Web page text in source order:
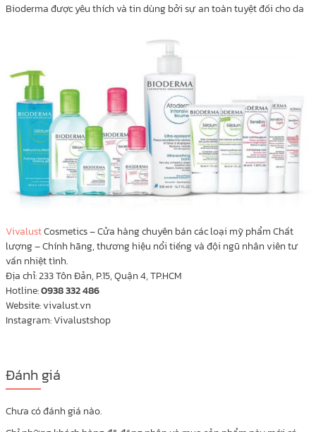
Bioderma được yêu thích và tin dùng bởi sự an toàn tuyệt đối cho da
VivalustCosmetics – Cửa hàng chuyên bán các loại mỹ phẩm Chất
lượng – Chính hãng, thương hiệu nổi tiếng và đội ngũ nhân viên tư
vấn nhiệt tình.
Địa chỉ: 233 Tôn Đản, P.15, Quận 4, TP.HCM
Hotline:0938 332 486
Website: vivalust.vn
Instagram: Vivalustshop
Đánh giá
Chưa có đánh giá nào.